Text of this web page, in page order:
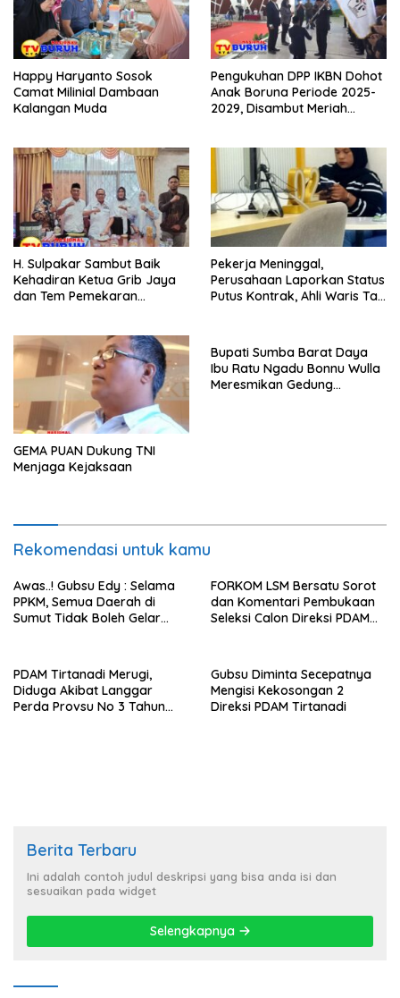
Happy Haryanto Sosok
Camat Milinial Dambaan
Kalangan Muda
Pengukuhan DPP IKBN Dohot
Anak Boruna Periode 2025-
2029, Disambut Meriah
H. Sulpakar Sambut Baik
Kehadiran Ketua Grib Jaya
dan Tem Pemekaran
Pekerja Meninggal,
Perusahaan Laporkan Status
Putus Kontrak, Ahli Waris Tak
GEMA PUAN Dukung TNI
Menjaga Kejaksaan
Bupati Sumba Barat Daya
Ibu Ratu Ngadu Bonnu Wulla
Meresmikan Gedung
Rekomendasi untuk kamu
Awas..! Gubsu Edy : Selama
PPKM, Semua Daerah di
Sumut Tidak Boleh Gelar
FORKOM LSM Bersatu Sorot
dan Komentari Pembukaan
Seleksi Calon Direksi PDAM
PDAM Tirtanadi Merugi,
Diduga Akibat Langgar
Perda Provsu No 3 Tahun
Gubsu Diminta Secepatnya
Mengisi Kekosongan 2
Direksi PDAM Tirtanadi
Berita Terbaru
Ini adalah contoh judul deskripsi yang bisa anda isi dan
sesuaikan pada widget
Selengkapnya